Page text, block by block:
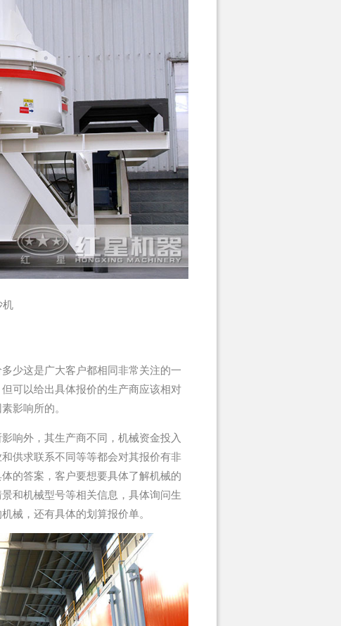
少这是广大客户都相同非常关注的一
可以给出具体报价的生产商应该相对
影响所的。
响外，其生产商不同，机械资金投入
供求联系不同等等都会对其报价有非
的答案，客户要想要具体了解机械的
和机械型号等相关信息，具体询问生
械，还有具体的划算报价单。